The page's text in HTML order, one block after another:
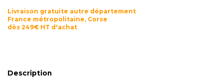
Livraison gratuite autre département
France métropolitaine, Corse
dès 249€ HT d'achat
Description